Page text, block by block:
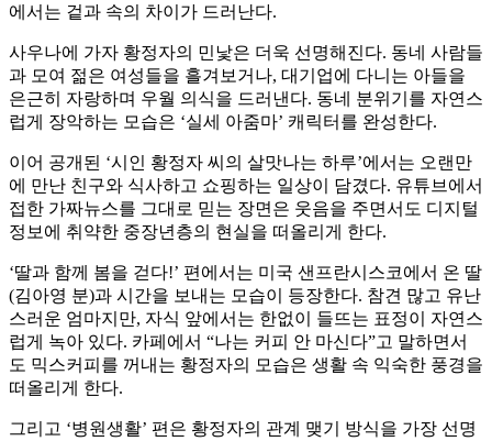
에서는 겉과 속의 차이가 드러난다.
사우나에 가자 황정자의 민낯은 더욱 선명해진다. 동네 사람들
과 모여 젊은 여성들을 흘겨보거나, 대기업에 다니는 아들을
은근히 자랑하며 우월 의식을 드러낸다. 동네 분위기를 자연스
럽게 장악하는 모습은 ‘실세 아줌마’ 캐릭터를 완성한다.
이어 공개된 ‘시인 황정자 씨의 살맛나는 하루’에서는 오랜만
에 만난 친구와 식사하고 쇼핑하는 일상이 담겼다. 유튜브에서
접한 가짜뉴스를 그대로 믿는 장면은 웃음을 주면서도 디지털
정보에 취약한 중장년층의 현실을 떠올리게 한다.
‘딸과 함께 봄을 걷다!’ 편에서는 미국 샌프란시스코에서 온 딸
(김아영 분)과 시간을 보내는 모습이 등장한다. 참견 많고 유난
스러운 엄마지만, 자식 앞에서는 한없이 들뜨는 표정이 자연스
럽게 녹아 있다. 카페에서 “나는 커피 안 마신다”고 말하면서
도 믹스커피를 꺼내는 황정자의 모습은 생활 속 익숙한 풍경을
떠올리게 한다.
그리고 ‘병원생활’ 편은 황정자의 관계 맺기 방식을 가장 선명